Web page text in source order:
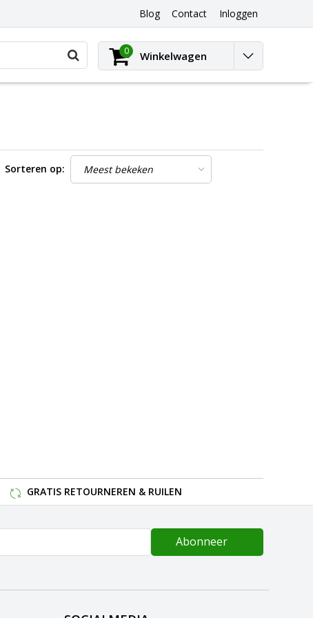
Blog Contact Inloggen
0 Winkelwagen
Sorteren op:
GRATIS RETOURNEREN & RUILEN
Abonneer